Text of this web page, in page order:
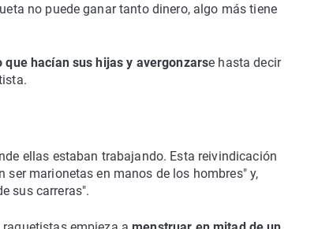
no puede ganar tanto dinero, algo más tiene
que hacían sus hijas y avergonzarse hasta decir
ellas estaban trabajando. Esta reivindicación
marionetas en manos de los hombres" y,
sus carreras".